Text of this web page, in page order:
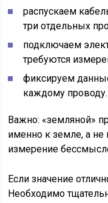
распускаем
три отдельных
подключаем
требуются
фиксируем
каждому проводу.
Важно: «земляной»
именно к земле, а
измерение
Если значение
Необходимо